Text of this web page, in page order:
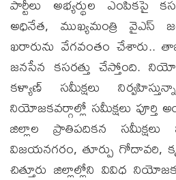
అధినేత, ముఖ్యమంత్రి వైఎస్‌
ఖరారును వేగవంతం చేశారు..
జనసేన కసరత్తు చేస్తోంది.
కళ్యాణ్ సమీక్షలు
నియోజకవర్గాల్లో సమీక్షలు పూర్తి
జిల్లాల ప్రాతిపదికన సమీక్షలు
విజయనగరం, తూర్పు గోదావరి,
చిత్తూరు జిల్లాల్లోని వివిధ